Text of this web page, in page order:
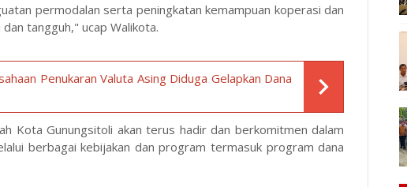
permodalan serta peningkatan kemampuan koperasi dan
tangguh," ucap Walikota.
Penukaran Valuta Asing Diduga Gelapkan Dana
Kota Gunungsitoli akan terus hadir dan berkomitmen dalam
berbagai kebijakan dan program termasuk program dana